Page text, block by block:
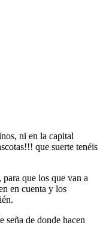
ni en la capital
que suerte tenéis
que los que van a
en cuenta y los
seña de donde hacen